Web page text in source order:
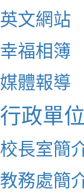
英文網站
幸福相簿
媒體報導
行政單位
校長室簡
教務處簡